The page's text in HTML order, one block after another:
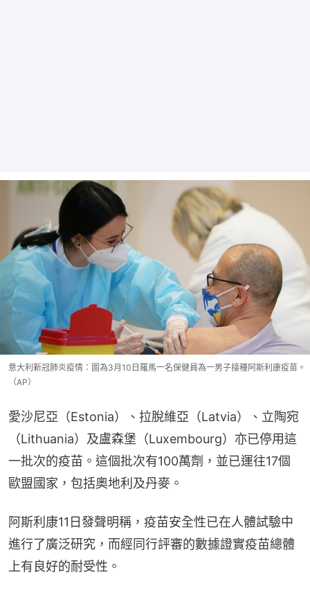
意大利新冠肺炎疫情：圖為3月10日羅馬一名保健員為一男子接種阿斯利康疫苗。
（AP）
愛沙尼亞（Estonia）、拉脫維亞（Latvia）、立陶宛
（Lithuania）及盧森堡（Luxembourg）亦已停用這
一批次的疫苗。這個批次有100萬劑，並已運往17個
歐盟國家，包括奧地利及丹麥。
阿斯利康11日發聲明稱，疫苗安全性已在人體試驗中
進行了廣泛研究，而經同行評審的數據證實疫苗總體
上有良好的耐受性。